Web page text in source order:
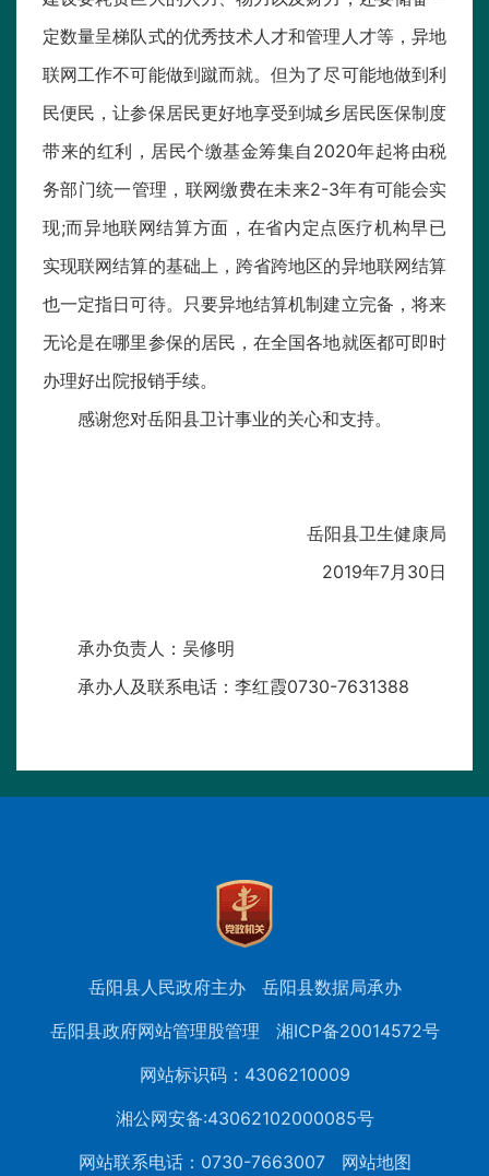
定数量呈梯队式的优秀技术人才和管理人才等，异地
联网工作不可能做到蹴而就。但为了尽可能地做到利
民便民，让参保居民更好地享受到城乡居民医保制度
带来的红利，居民个缴基金筹集自2020年起将由税
务部门统一管理，联网缴费在未来2-3年有可能会实
现;而异地联网结算方面，在省内定点医疗机构早已
实现联网结算的基础上，跨省跨地区的异地联网结算
也一定指日可待。只要异地结算机制建立完备，将来
无论是在哪里参保的居民，在全国各地就医都可即时
办理好出院报销手续。
感谢您对岳阳县卫计事业的关心和支持。
岳阳县卫生健康局
2019年7月30日
承办负责人：吴修明
承办人及联系电话：李红霞0730-7631388
岳阳县人民政府主办
岳阳县数据局承办
岳阳县政府网站管理股管理
湘ICP备20014572号
网站标识码：4306210009
湘公网安备:43062102000085号
网站联系电话：0730-7663007
网站地图